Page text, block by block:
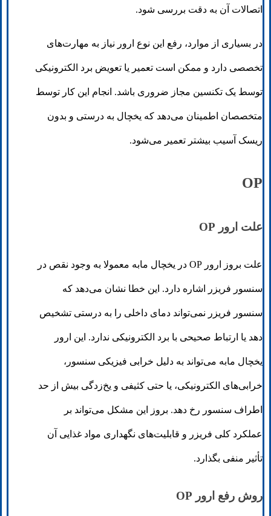
اتصالات آن به دقت بررسی شود.
در بسیاری از موارد، رفع این نوع ارور نیاز به مهارت‌های
تخصصی دارد و ممکن است تعمیر یا تعویض برد الکترونیکی
توسط یک تکنسین مجاز ضروری باشد. انجام این کار توسط
متخصصان اطمینان می‌دهد که یخچال به درستی و بدون
ریسک آسیب بیشتر تعمیر می‌شود.
OP
علت ارور OP
علت بروز ارور OP در یخچال مابه معمولا به وجود نقص در
سنسور فریزر اشاره دارد. این خطا نشان می‌دهد که
سنسور فریزر نمی‌تواند دمای داخلی را به درستی تشخیص
دهد یا ارتباط صحیحی با برد الکترونیکی ندارد. این ارور
یخچال مابه می‌تواند به دلیل خرابی فیزیکی سنسور،
خرابی‌های الکترونیکی، یا حتی کثیفی و یخ‌زدگی بیش از حد
اطراف سنسور رخ دهد. بروز این مشکل می‌تواند بر
عملکرد کلی فریزر و قابلیت‌های نگهداری مواد غذایی آن
تأثیر منفی بگذارد.
روش رفع ارور OP